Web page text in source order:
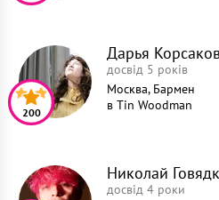
Дарья
досвід 5 років
Москва, Бармен
в Tin Woodman
200
Николай
досвід 4 роки